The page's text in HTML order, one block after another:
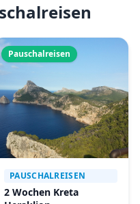
Pauschalreisen
PAUSCHALREISEN
2 Wochen Kreta